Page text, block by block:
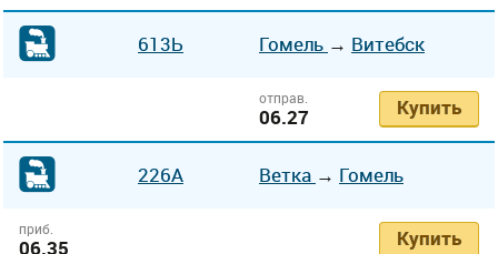
613Ь Гомель → Витебск
отправ.
06.27 Купить
226А Ветка → Гомель
приб.
06.35 Купить